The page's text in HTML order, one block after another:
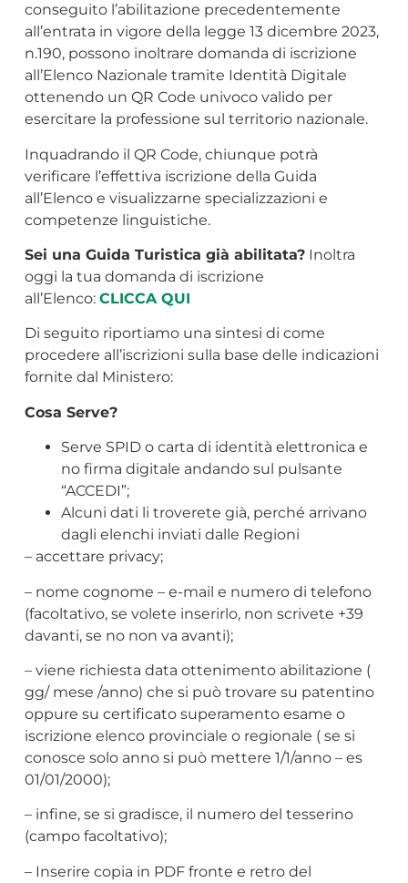
conseguito l’abilitazione precedentemente
all’entrata in vigore della legge 13 dicembre 2023,
n.190, possono inoltrare domanda di iscrizione
all’Elenco Nazionale tramite Identità Digitale
ottenendo un QR Code univoco valido per
esercitare la professione sul territorio nazionale.
Inquadrando il QR Code, chiunque potrà
verificare l’effettiva iscrizione della Guida
all’Elenco e visualizzarne specializzazioni e
competenze linguistiche.
Sei una Guida Turistica già abilitata?Inoltra
oggi la tua domanda di iscrizione
all’Elenco: CLICCA QUI
Di seguito riportiamo una sintesi di come
procedere all’iscrizioni sulla base delle indicazioni
fornite dal Ministero:
Cosa Serve?
Serve SPID o carta di identità elettronica e
no firma digitale andando sul pulsante
“ACCEDI”;
Alcuni dati li troverete già, perché arrivano
dagli elenchi inviati dalle Regioni
– accettare privacy;
– nome cognome – e-mail e numero di telefono
(facoltativo, se volete inserirlo, non scrivete +39
davanti, se no non va avanti);
– viene richiesta data ottenimento abilitazione (
gg/ mese /anno) che si può trovare su patentino
oppure su certificato superamento esame o
iscrizione elenco provinciale o regionale ( se si
conosce solo anno si può mettere 1/1/anno – es
01/01/2000);
– infine, se si gradisce, il numero del tesserino
(campo facoltativo);
– Inserire copia in PDF fronte e retro del